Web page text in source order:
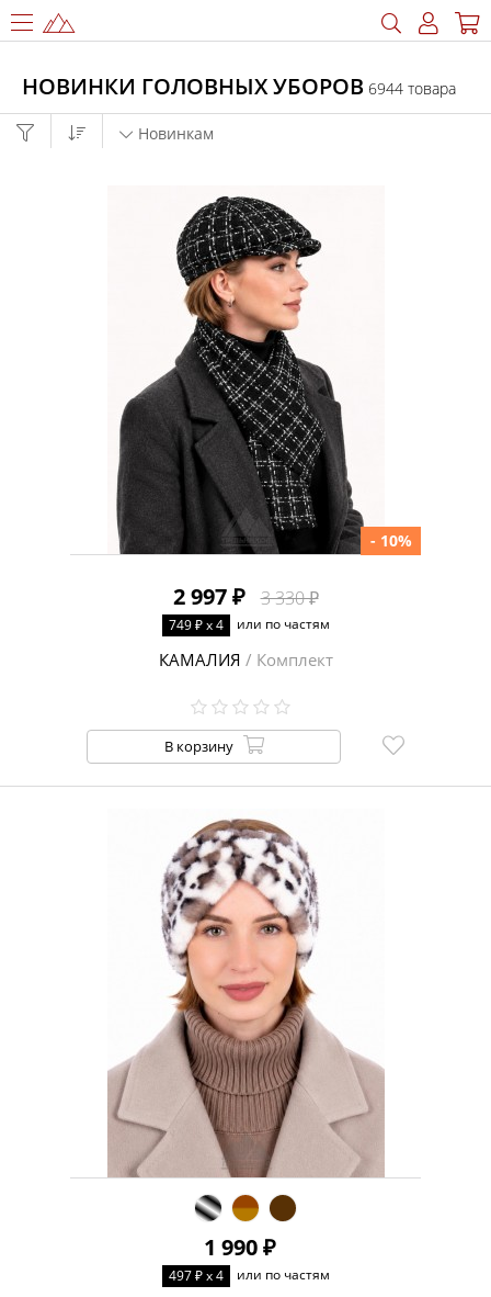
НОВИНКИ ГОЛОВНЫХ УБОРОВ 6944 товара
Новинкам
2 997 ₽ 3 330 ₽
- 10%
749 ₽ x 4 или по частям
КАМАЛИЯ / Комплект
В корзину
1 990 ₽
497 ₽ x 4 или по частям